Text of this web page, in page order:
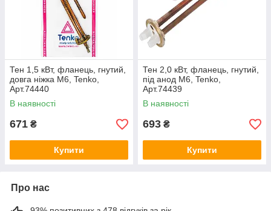
Тен 1,5 кВт, фланець, гнутий,
довга ніжка М6, Tenko,
Арт.74440
В наявності
671 ₴
Купити
Тен 2,0 кВт, фланець, гнутий,
під анод М6, Tenko,
Арт.74439
В наявності
693 ₴
Купити
Про нас